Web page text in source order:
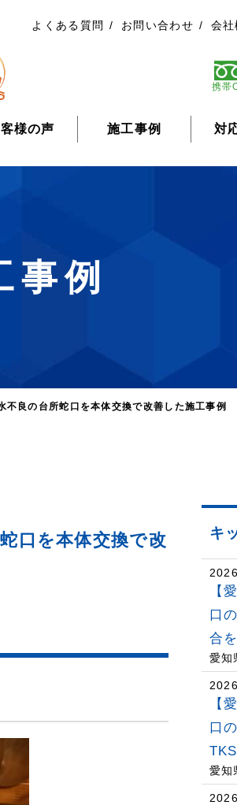
よくある質問 お問い合わせ 会社
携帯
様の声 施工事例 対
事例
不良の台所蛇口を本体交換で改善した施工事例
口を本体交換で改 キ
【
口
合
愛
【
口
愛